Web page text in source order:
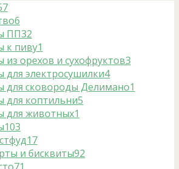
6
ПП32
к пиву1
из орехов и сухофруктов3
для электросушилки4
для сковороды Делимано1
для коптильни5
для животных1
103
17
и бисквиты92